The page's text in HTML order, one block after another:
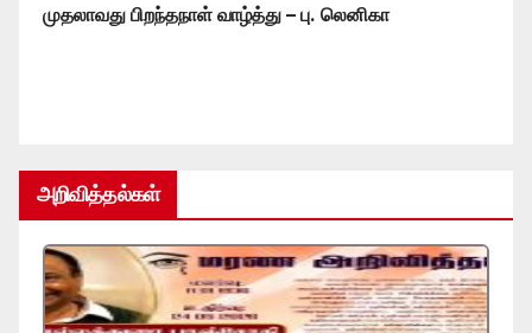
முதலாவது பிறந்தநாள் வாழ்த்து – பு. லெனிகா
அறிவித்தல்கள்